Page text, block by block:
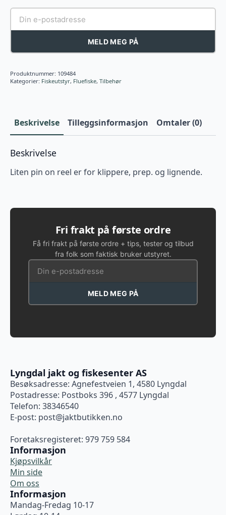
MELD MEG PÅ
Produktnummer: 109484
Kategorier: Fiskeutstyr, Fluefiske, Tilbehør
Beskrivelse Tilleggsinformasjon Omtaler (0)
Beskrivelse
Liten pin on reel er for klippere, prep. og lignende.
Fri frakt på første ordre
Få fri frakt på første ordre + tips, tester og tilbud
fra folk som faktisk bruker utstyret.
MELD MEG PÅ
Lyngdal jakt og fiskesenter AS
Besøksadresse: Agnefestveien 1, 4580 Lyngdal
Postadresse: Postboks 396 , 4577 Lyngdal
Telefon: 38346540
E-post: post@jaktbutikken.no
Foretaksregisteret: 979 759 584
Informasjon
Kjøpsvilkår
Min side
Om oss
Informasjon
Mandag-Fredag 10-17